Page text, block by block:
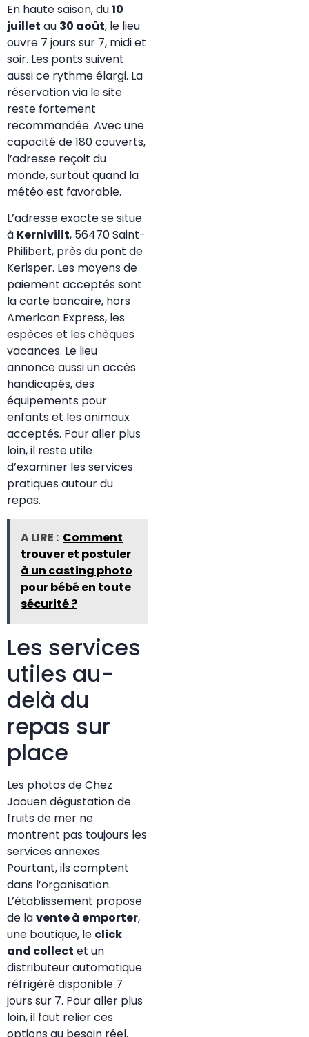
En haute saison, du10
juillet au 30 août, le lieu
ouvre 7 jours sur 7, midi et
soir. Les ponts suivent
aussi ce rythme élargi. La
réservation via le site
reste fortement
recommandée. Avec une
capacité de 180 couverts,
l’adresse reçoit du
monde, surtout quand la
météo est favorable.
L’adresse exacte se situe
à Kernivilit, 56470 Saint-
Philibert, près du pont de
Kerisper. Les moyens de
paiement acceptés sont
la carte bancaire, hors
American Express, les
espèces et les chèques
vacances. Le lieu
annonce aussi un accès
handicapés, des
équipements pour
enfants et les animaux
acceptés. Pour aller plus
loin, il reste utile
d’examiner les services
pratiques autour du
repas.
A LIRE : Comment
trouver et postuler
à un casting photo
pour bébé en toute
sécurité ?
Les services
utiles au-
delà du
repas sur
place
Les photos de Chez
Jaouen dégustation de
fruits de mer ne
montrent pas toujours les
services annexes.
Pourtant, ils comptent
dans l’organisation.
L’établissement propose
de lavente à emporter,
une boutique, le click
and collect et un
distributeur automatique
réfrigéré disponible 7
jours sur 7. Pour aller plus
loin, il faut relier ces